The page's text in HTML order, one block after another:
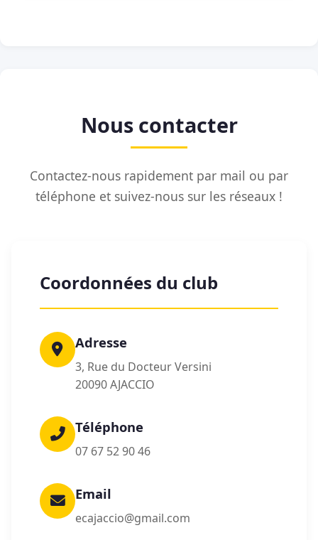
Nous contacter
Contactez-nous rapidement par mail ou par
téléphone et suivez-nous sur les réseaux !
Coordonnées du club
Adresse
3, Rue du Docteur Versini
20090 AJACCIO
Téléphone
07 67 52 90 46
Email
ecajaccio@gmail.com